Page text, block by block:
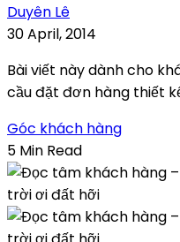
Duyên Lê
30 April, 2014
Bài viết này dành cho
cầu đặt đơn hàng thiết
Góc khách hàng
5 Min Read